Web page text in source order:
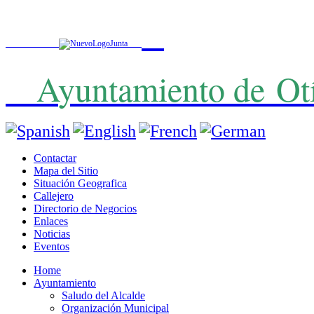
Ayuntamiento de
Contactar
Mapa del Sitio
Situación Geografica
Callejero
Directorio de Negocios
Enlaces
Noticias
Eventos
Home
Ayuntamiento
Saludo del Alcalde
Organización Municipal